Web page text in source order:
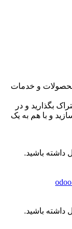
محصولات و خدمات
بگذارید و در
و با هم به یک
داشته باشید.
داشته باشید.